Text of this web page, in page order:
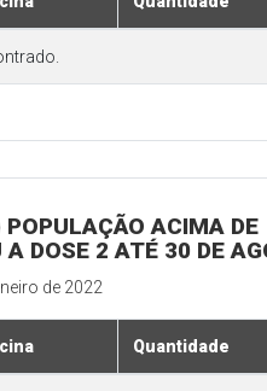
POPULAÇÃO ACIMA DE
A DOSE 2 ATÉ 30 DE
de 2022
Quantidade